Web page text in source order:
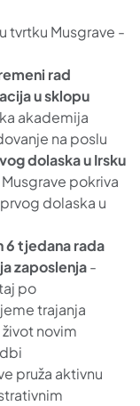
tvrtku Musgrave -
rad
u sklopu
akademija
na poslu
dolaska u Irsku
pokriva
dolaska u
6 tjedana rada
zaposlenja-
po
trajanja
novim
pruža aktivnu